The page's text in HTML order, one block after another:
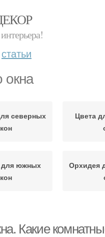
статьи
окна
северных
Цвета
для южных
Орхидея
Какие